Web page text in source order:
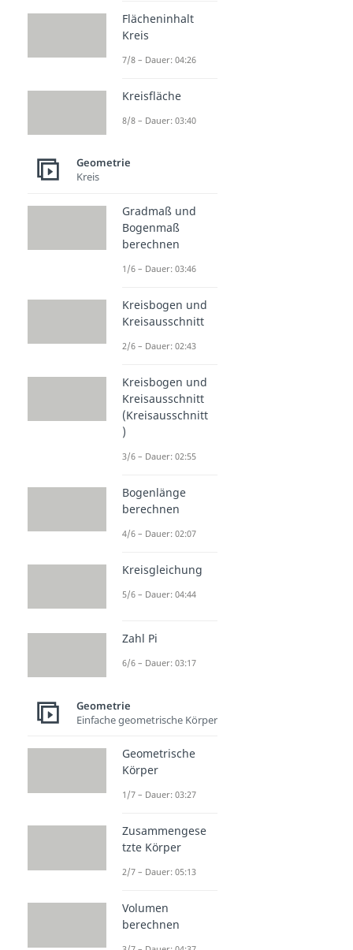
Flächeninhalt
Kreis
7/8 – Dauer: 04:26
Kreisfläche
8/8 – Dauer: 03:40
Geometrie
Kreis
Gradmaß und
Bogenmaß
berechnen
1/6 – Dauer: 03:46
Kreisbogen und
Kreisausschnitt
2/6 – Dauer: 02:43
Kreisbogen und
Kreisausschnitt
(Kreisausschnitt
)
3/6 – Dauer: 02:55
Bogenlänge
berechnen
4/6 – Dauer: 02:07
Kreisgleichung
5/6 – Dauer: 04:44
Zahl Pi
6/6 – Dauer: 03:17
Geometrie
Einfache geometrische Körper
Geometrische
Körper
1/7 – Dauer: 03:27
Zusammengese
tzte Körper
2/7 – Dauer: 05:13
Volumen
berechnen